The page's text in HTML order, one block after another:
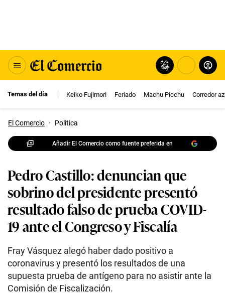
Temas del día Keiko Fujimori Feriado Machu Picchu Corredor
El Comercio · Politica
Añadir El Comercio como fuente preferida en
Pedro Castillo: denuncian que
sobrino del presidente presentó
resultado falso de prueba COVID-
19 ante el Congreso y Fiscalía
Fray Vásquez alegó haber dado positivo a
coronavirus y presentó los resultados de una
supuesta prueba de antígeno para no asistir ante la
Comisión de Fiscalización.